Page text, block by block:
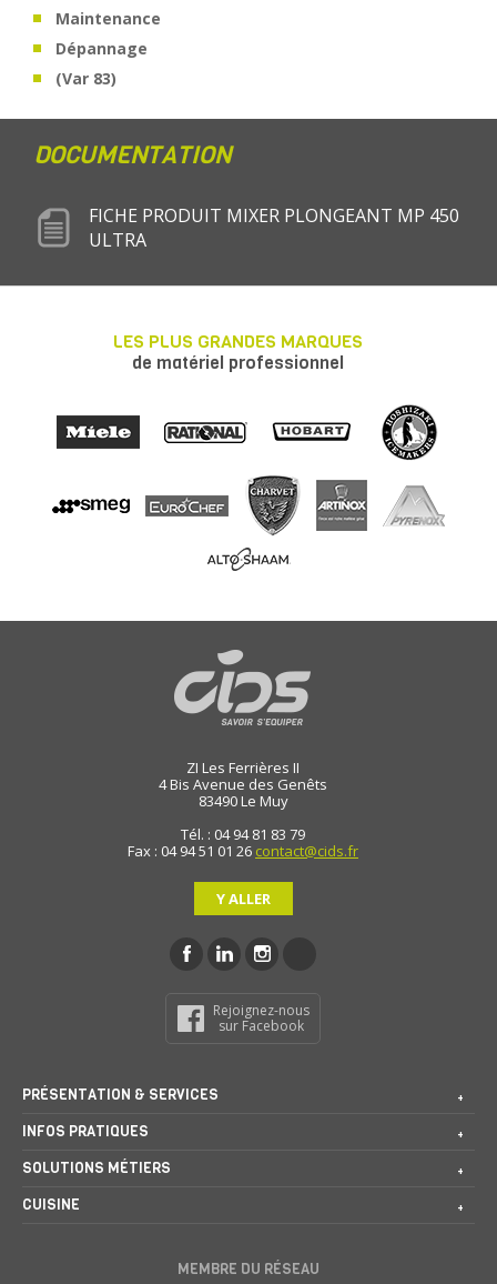
Maintenance
Dépannage
(Var 83)
DOCUMENTATION
FICHE PRODUIT MIXER PLONGEANT MP 450
ULTRA
LES PLUS GRANDES MARQUES
de matériel professionnel
ZI Les Ferrières II
4 Bis Avenue des Genêts
83490Le Muy
Tél. : 04 94 81 83 79
Fax : 04 94 51 01 26 contact@cids.fr
Y ALLER
Rejoignez-nous
sur Facebook
PRÉSENTATION & SERVICES
INFOS PRATIQUES
SOLUTIONS MÉTIERS
CUISINE
MEMBRE DU RÉSEAU